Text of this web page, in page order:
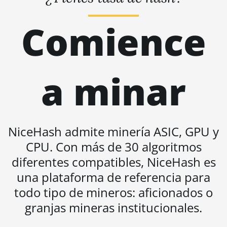
BITMAIN AntMiner S19
Pro+ Hyd. (191Th)
BITMAIN AntMiner S19 XP
(140Th)
BITMAIN AntMiner S19
XP+ Hyd (279Th)
Pro (100Th)
BITMAIN AntMiner S19j
Pro (104Th)
BITMAIN AntMiner S19j
Pro+ (120Th)
BITMAIN AntMiner S19j
Pro++ (125Th)
Comience
a minar
NiceHash admite minería ASIC, GPU y
CPU. Con más de 30 algoritmos
diferentes compatibles, NiceHash es
una plataforma de referencia para
todo tipo de mineros: aficionados o
granjas mineras institucionales.